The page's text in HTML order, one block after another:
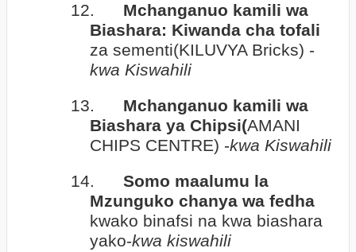
12.
Mchanganuo kamili wa
Biashara: Kiwanda cha tofali
za sementi(KILUVYA Bricks) -
kwa Kiswahili
13.
Mchanganuo kamili wa
Biashara ya Chipsi(AMANI
CHIPS CENTRE) -kwa Kiswahili
14.
Somo maalumu la
Mzunguko chanya wa fedha
kwako binafsi na kwa biashara
yako-kwa kiswahili